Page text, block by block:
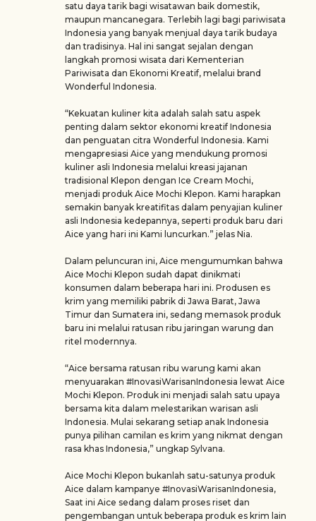
satu daya tarik bagi wisatawan baik domestik,
maupun mancanegara. Terlebih lagi bagi pariwisata
Indonesia yang banyak menjual daya tarik budaya
dan tradisinya. Hal ini sangat sejalan dengan
langkah promosi wisata dari Kementerian
Pariwisata dan Ekonomi Kreatif, melalui brand
Wonderful Indonesia.
“Kekuatan kuliner kita adalah salah satu aspek
penting dalam sektor ekonomi kreatif Indonesia
dan penguatan citra Wonderful Indonesia. Kami
mengapresiasi Aice yang mendukung promosi
kuliner asli Indonesia melalui kreasi jajanan
tradisional Klepon dengan Ice Cream Mochi,
menjadi produk Aice Mochi Klepon. Kami harapkan
semakin banyak kreatifitas dalam penyajian kuliner
asli Indonesia kedepannya, seperti produk baru dari
Aice yang hari ini Kami luncurkan.” jelas Nia.
Dalam peluncuran ini, Aice mengumumkan bahwa
Aice Mochi Klepon sudah dapat dinikmati
konsumen dalam beberapa hari ini. Produsen es
krim yang memiliki pabrik di Jawa Barat, Jawa
Timur dan Sumatera ini, sedang memasok produk
baru ini melalui ratusan ribu jaringan warung dan
ritel modernnya.
“Aice bersama ratusan ribu warung kami akan
menyuarakan #InovasiWarisanIndonesia lewat Aice
Mochi Klepon. Produk ini menjadi salah satu upaya
bersama kita dalam melestarikan warisan asli
Indonesia. Mulai sekarang setiap anak Indonesia
punya pilihan camilan es krim yang nikmat dengan
rasa khas Indonesia,” ungkap Sylvana.
Aice Mochi Klepon bukanlah satu-satunya produk
Aice dalam kampanye #InovasiWarisanIndonesia,
Saat ini Aice sedang dalam proses riset dan
pengembangan untuk beberapa produk es krim lain